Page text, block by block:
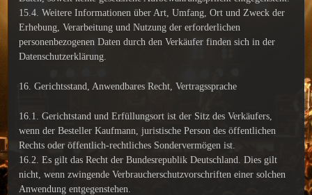
15.4. Weitere Informationen über Art, Umfang, Ort und Zweck der
Erhebung, Verarbeitung und Nutzung der erforderlichen
personenbezogenen Daten durch den Verkäufer finden sich in der
Datenschutzerklärung.
16. Gerichtsstand, Anwendbares Recht, Vertragssprache
16.1. Gerichtstand und Erfüllungsort ist der Sitz des Verkäufers,
wenn der Besteller Kaufmann, juristische Person des öffentlichen
Rechts oder öffentlich-rechtliches Sondervermögen ist.
16.2. Es gilt das Recht der Bundesrepublik Deutschland. Dies gilt
nicht, wenn zwingende Verbraucherschutzvorschriften einer solchen
Anwendung entgegenstehen.